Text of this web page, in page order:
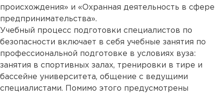
происхождения» и «Охранная деятельность в сфере
предпринимательства».
Учебный процесс подготовки специалистов по
безопасности включает в себя учебные занятия по
профессиональной подготовке в условиях вуза:
занятия в спортивных залах, тренировки в тире и
бассейне университета, общение с ведущими
специалистами. Помимо этого предусмотрены